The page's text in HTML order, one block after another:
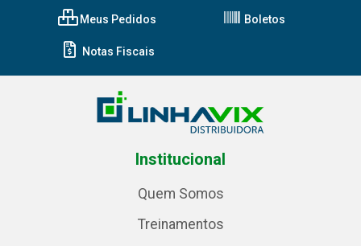
Meus Pedidos Boletos
Notas Fiscais
Institucional
Quem Somos
Treinamentos